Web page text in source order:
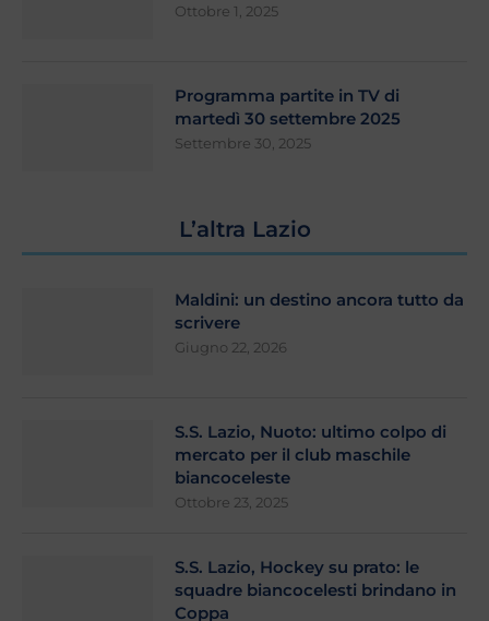
Ottobre 1, 2025
Programma partite in TV di
martedì 30 settembre 2025
Settembre 30, 2025
L’altra Lazio
Maldini: un destino ancora tutto da
scrivere
Giugno 22, 2026
S.S. Lazio, Nuoto: ultimo colpo di
mercato per il club maschile
biancoceleste
Ottobre 23, 2025
S.S. Lazio, Hockey su prato: le
squadre biancocelesti brindano in
Coppa